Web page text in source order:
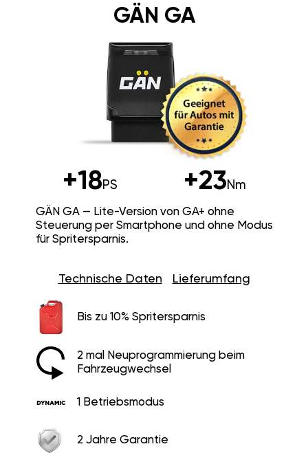
GÄN GA
+18PS +23Nm
GÄN GA — Lite-Version von GA+ ohne
Steuerung per Smartphone und ohne Modus
für Spritersparnis.
Technische Daten Lieferumfang
Bis zu 10% Spritersparnis
2 mal Neuprogrammierung beim
Fahrzeugwechsel
1 Betriebsmodus
2 Jahre Garantie